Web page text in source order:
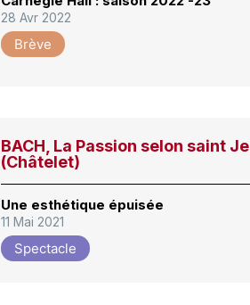
28 Avr 2022
Brève
BACH, La Passion selon saint
(Châtelet)
Une esthétique épuisée
11 Mai 2021
Spectacle